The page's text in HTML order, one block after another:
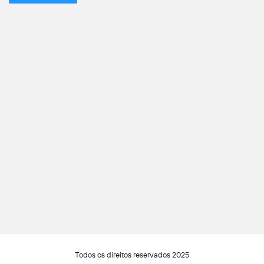
Todos os direitos reservados 2025